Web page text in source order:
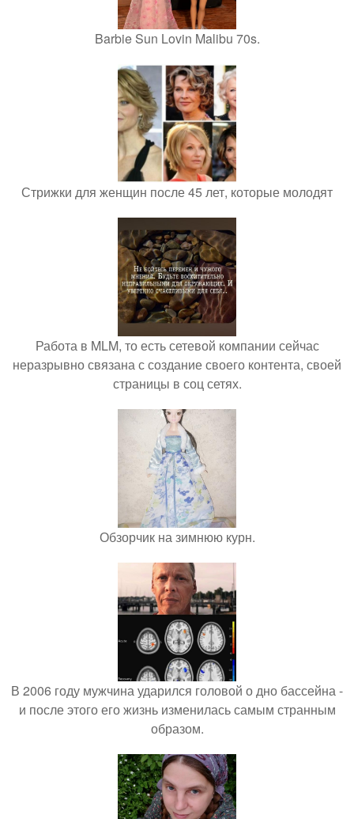
Barbie Sun Lovin Malibu 70s.
Стрижки для женщин после 45 лет, которые молодят
Работа в MLM, то есть сетевой компании сейчас
неразрывно связана с создание своего контента, своей
страницы в соц сетях.
Обзорчик на зимнюю курн.
В 2006 году мужчина ударился головой о дно бассейна -
и после этого его жизнь изменилась самым странным
образом.